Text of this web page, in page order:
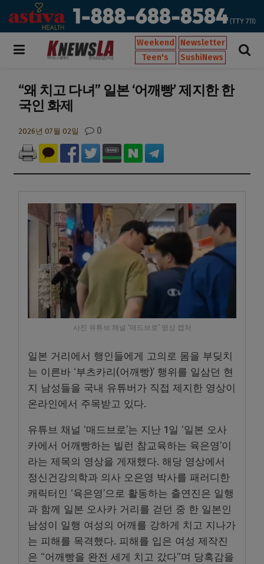
Weekend
Newsletter
Teen's
SushiNews
“왜 치고 다녀” 일본 ‘어깨빵’ 제지한 한
국인 화제
2026년 07월 02일 0
사진 유튜브 채널 ‘매드브로’ 영상 캡처
일본 거리에서 행인들에게 고의로 몸을 부딪치
는 이른바 ‘부츠카리(어깨빵)’ 행위를 일삼던 현
지 남성들을 국내 유튜버가 직접 제지한 영상이
온라인에서 주목받고 있다.
유튜브 채널 ‘매드브로’는 지난 1일 ‘일본 오사
카에서 어깨빵하는 빌런 참교육하는 육은영’이
라는 제목의 영상을 게재했다. 해당 영상에서
정신건강의학과 의사 오은영 박사를 패러디한
캐릭터인 ‘육은영’으로 활동하는 출연진은 일행
과 함께 일본 오사카 거리를 걷던 중 한 일본인
남성이 일행 여성의 어깨를 강하게 치고 지나가
는 피해를 목격했다. 피해를 입은 여성 제작진
은 “어깨빵을 완전 세게 치고 갔다”며 당혹감을